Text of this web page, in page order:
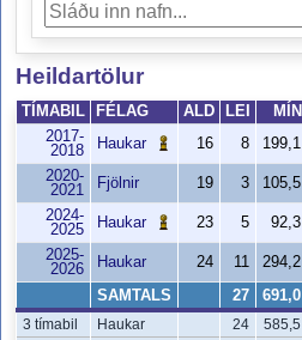
Heildartölur
TÍMABIL FÉLAG ALD LEI MÍN
2017-
2018
Haukar 16 8 199,1
2020-
2021
Fjölnir 19 3 105,5
2024-
2025
Haukar 23 5 92,3
2025-
2026
Haukar 24 11 294,2
SAMTALS 27 691,0
3 tímabil Haukar 24 585,5